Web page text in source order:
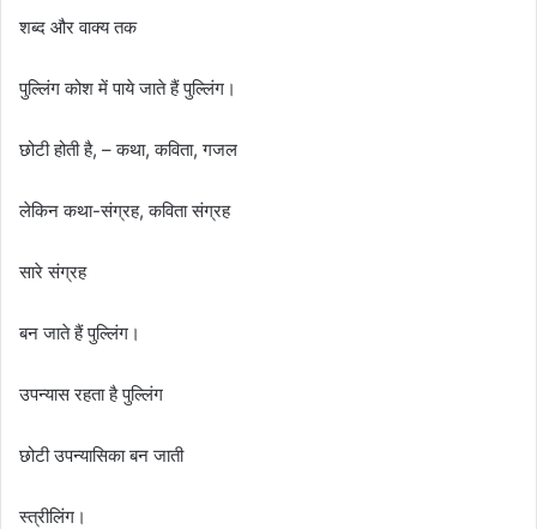
शब्द और वाक्य तक
पुल्लिंग कोश में पाये जाते हैं पुल्लिंग।
छोटी होती है, – कथा, कविता, गजल
लेकिन कथा-संग्रह, कविता संग्रह
सारे संग्रह
बन जाते हैं पुल्लिंग।
उपन्यास रहता है पुल्लिंग
छोटी उपन्यासिका बन जाती
स्त्रीलिंग।